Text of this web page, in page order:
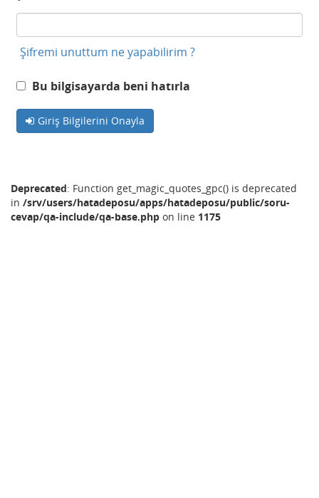
Şifremi unuttum ne yapabilirim ?
Bu bilgisayarda beni hatırla
Giriş Bilgilerini Onayla
Deprecated: Function get_magic_quotes_gpc() is deprecated
in /srv/users/hatadeposu/apps/hatadeposu/public/soru-
cevap/qa-include/qa-base.php on line 1175